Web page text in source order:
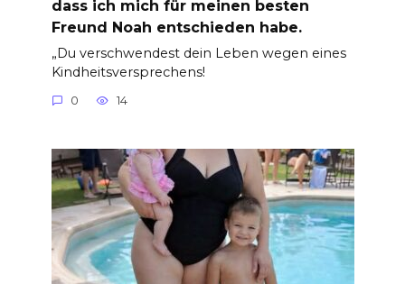
dass ich mich für meinen besten
Freund Noah entschieden habe.
„Du verschwendest dein Leben wegen eines
Kindheitsversprechens!
0 14